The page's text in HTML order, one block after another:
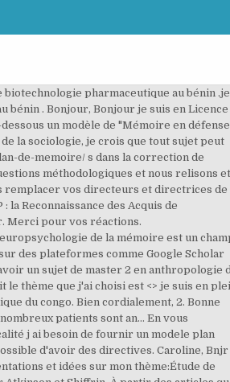
recherche des infos sur les formations de neuropsychologie, Choisir un laboratoire axé sur la neuropsychologie cognitive, mémoire ou émotion, idées de sujet pr les TPE ds le thème: parcs naturels. Des informations relatives au mémoire (choix, procédure, etc.) Home sweet home ? je suis au benin et je suis en fin de formation en licence philosophique...je travaille sur les confessions de saint augustin.<> Mots-clés : mémoire, modèle, neuropsychologie Page(s) : 4-14 Année de parution : 2006 La mémoire est une fonction cognitive complexe dont les différents processus commencent à mieux être caractérisés grâce à la fois aux données anatomo-cliniques et d’imagerie fonctionnelle. Bien cordialement, Caroline. Bonsoir. Il semble que nous n'en ayons pas sous la main. J 'ai pensé à l'organisation d 'un déplacement , à l 'étranger, avec en détail la partie communication externe et interne, comparaison des offres pour la partie marketing, réception des billets en langue étrangère et bien sur , suivi du budget, et des notes de frais . Je mets ici à disposition mon mémoire de recherche qui m'a valu un 17. ». et merci d'avance à vous . Capucine. Bien sûr, il ne s'agit que d'un modèle simple que vous devrez forcément adapter et enrichir des éléments de votre dossier. Cordialement, Je suis quasiment sur de ne pas être sélectionné c'est pourquoi je souhaite intégrer le master de Neuropsychologie à Chambéry. Bonjour Erichine, Cordialement, Merci. Absolument ! Cordialement, J'aimerai s'il vous plait que vous m'aidiez à obtenir un thème de recherche pour le master. Bonjour, je suis étudiant en master 2 en économie d'environnement ...j'ai du mal à me trouver un thème pour mener mes recherches pour la rédaction de mon mémoire .Alors si possible pourriez-vous me proposer quelques thèmes dans le domaine d'environnement. Mais j'ai besoin d'en savoir plus : « un mémoire dans le domaine de la linguistique », c'est bien trop vaste ! bonjour , mon sujet de mémoire est les outils didactiques et l 'enseignement au lycée .est que vous pouvez m 'orienter sur la méthode d approche .merci beaucoup, Bonjour, Merci, Bonjour, Excision et nymphoplastie : « Ça n’a rien à voir ! Anciens équipements sportifs et nouvelles formes de pratique. Cet ouvrage confronte les résultats de la recherche en psychologie cognitive et les modèles de la mémoire humaine dont ils sont issus aux observations neurophysiologiques, aux enregistrements électrophysiologiques et aux données fournies par l’imagerie cérébrale en privilégiant les modèles de représentations prenant la forme de réseaux neuronaux. Caroline, Bonjour, mon mémoire porte sur le " Structure narrative dans Toi